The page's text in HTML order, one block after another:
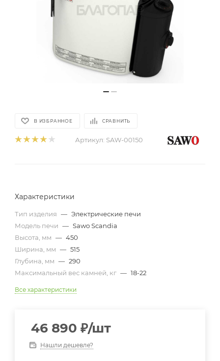
В ИЗБРАННОЕ СРАВНИТЬ
Артикул: SAW-00150
Характеристики
Тип изделия — Электрические печи
Модель печи — Sawo Scandia
Высота, мм — 450
Ширина, мм — 515
Глубина, мм — 290
Максимальный вес камней, кг — 18-22
Все характеристики
46 890 ₽/шт
Нашли дешевле?